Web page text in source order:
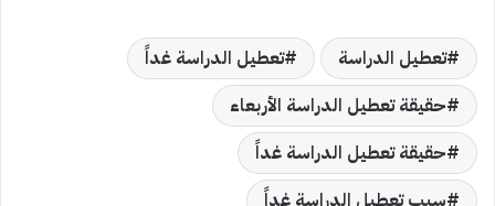
تعطيل الدراسة
تعطيل الدراسة غداً
حقيقة تعطيل الدراسة الأربعاء
حقيقة تعطيل الدراسة غداً
سبب تعطيل الدراسة غداً